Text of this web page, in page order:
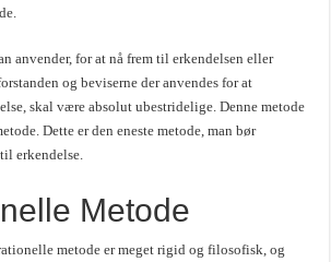
anvender, for at nå frem til erkendelsen eller
og beviserne der anvendes for at
skal være absolut ubestridelige. Denne metode
Dette er den eneste metode, man bør
erkendelse.
Metode
metode er meget rigid og filosofisk, og